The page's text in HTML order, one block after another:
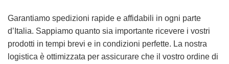
Garantiamo spedizioni rapide e affidabili in ogni parte
d’Italia. Sappiamo quanto sia importante ricevere i vostri
prodotti in tempi brevi e in condizioni perfette. La nostra
logistica è ottimizzata per assicurare che il vostro ordine di